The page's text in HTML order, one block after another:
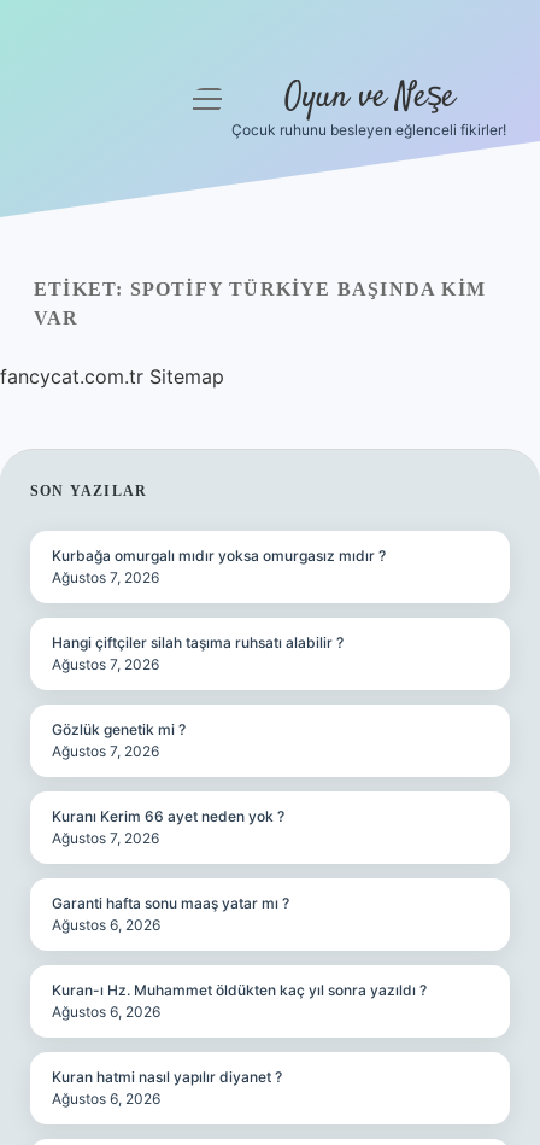
Yasal Uyarı
menüyü
Oyun ve Neşe
Çocuk ruhunu besleyen eğlenceli fikirler!
ETIKET: SPOTIFY TÜRKIYE BAŞINDA KIM
VAR
fancycat.com.tr Sitemap
SIDEBAR
SON YAZILAR
Kurbağa omurgalı mıdır yoksa omurgasız mıdır ?
Ağustos 7, 2026
Hangi çiftçiler silah taşıma ruhsatı alabilir ?
Ağustos 7, 2026
Gözlük genetik mi ?
Ağustos 7, 2026
Kuranı Kerim 66 ayet neden yok ?
Ağustos 7, 2026
Garanti hafta sonu maaş yatar mı ?
Ağustos 6, 2026
Kuran-ı Hz. Muhammet öldükten kaç yıl sonra yazıldı ?
Ağustos 6, 2026
Kuran hatmi nasıl yapılır diyanet ?
Ağustos 6, 2026